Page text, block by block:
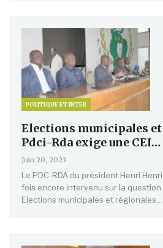
POLITIQUE ET INTER
Elections municipales
Pdci-Rda exige une CEI…
Juin 20, 2023
Le PDC-RDA du président Henri
fois encore intervenu sur la
Elections municipales et régionales…